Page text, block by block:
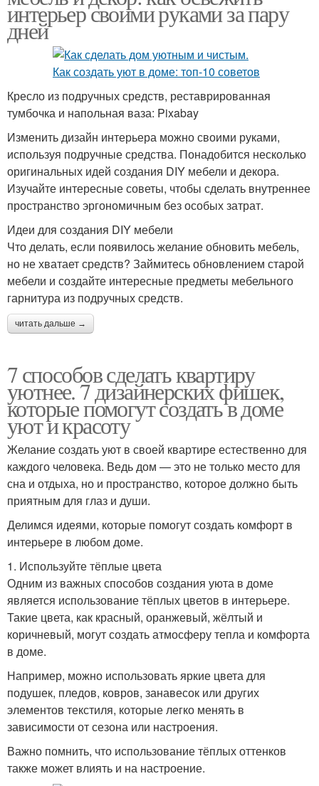
интерьер своими руками за пару
дней
Кресло из подручных средств, реставрированная
тумбочка и напольная ваза: Pixabay
Изменить дизайн интерьера можно своими руками,
используя подручные средства. Понадобится несколько
оригинальных идей создания DIY мебели и декора.
Изучайте интересные советы, чтобы сделать внутреннее
пространство эргономичным без особых затрат.
Идеи для создания DIY мебели
Что делать, если появилось желание обновить мебель,
но не хватает средств? Займитесь обновлением старой
мебели и создайте интересные предметы мебельного
гарнитура из подручных средств.
читать дальше →
7 способов сделать квартиру
уютнее. 7 дизайнерских фишек,
которые помогут создать в доме
уют и красоту
Желание создать уют в своей квартире естественно для
каждого человека. Ведь дом — это не только место для
сна и отдыха, но и пространство, которое должно быть
приятным для глаз и души.
Делимся идеями, которые помогут создать комфорт в
интерьере в любом доме.
1. Используйте тёплые цвета
Одним из важных способов создания уюта в доме
является использование тёплых цветов в интерьере.
Такие цвета, как красный, оранжевый, жёлтый и
коричневый, могут создать атмосферу тепла и комфорта
в доме.
Например, можно использовать яркие цвета для
подушек, пледов, ковров, занавесок или других
элементов текстиля, которые легко менять в
зависимости от сезона или настроения.
Важно помнить, что использование тёплых оттенков
также может влиять и на настроение.